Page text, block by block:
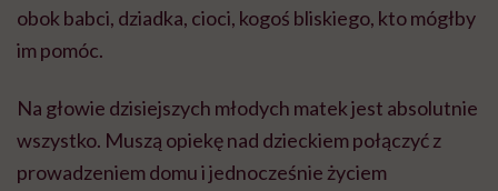
obok babci, dziadka, cioci, kogoś bliskiego, kto mógłby
im pomóc.
Na głowie dzisiejszych młodych matek jest absolutnie
wszystko. Muszą opiekę nad dzieckiem połączyć z
prowadzeniem domu i jednocześnie życiem